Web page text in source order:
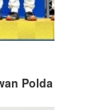
Polda